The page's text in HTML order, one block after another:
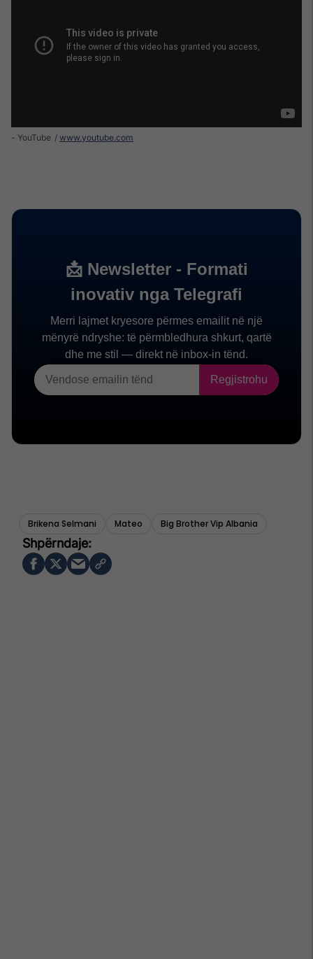
- YouTube www.youtube.com
Brikena Selmani Mateo Big Brother Vip Albania